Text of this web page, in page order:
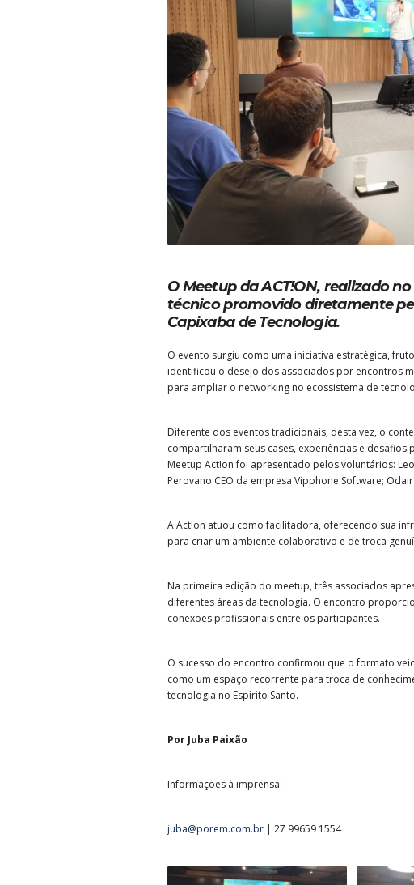
O Meetup da ACT!ON, realizado
técnico promovido diretamente
Capixaba de Tecnologia.
O evento surgiu como uma iniciativa estratégica,
identificou o desejo dos associados por encontros
para ampliar o networking no ecossistema de
Diferente dos eventos tradicionais, desta vez, o
compartilharam seus cases, experiências e
Meetup Act!on foi apresentado pelos voluntários:
Perovano CEO da empresa Vipphone Software;
A Act!on atuou como facilitadora, oferecendo sua
para criar um ambiente colaborativo e de troca
Na primeira edição do meetup, três associados
diferentes áreas da tecnologia. O encontro
conexões profissionais entre os participantes.
O sucesso do encontro confirmou que o formato
como um espaço recorrente para troca de
tecnologia no Espírito Santo.
Por Juba Paixão
Informações à imprensa:
juba@porem.com.br | 27 99659 1554